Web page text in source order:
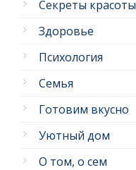
Секреты красоты
Здоровье
Психология
Семья
Готовим вкусно
Уютный дом
О том, о сем